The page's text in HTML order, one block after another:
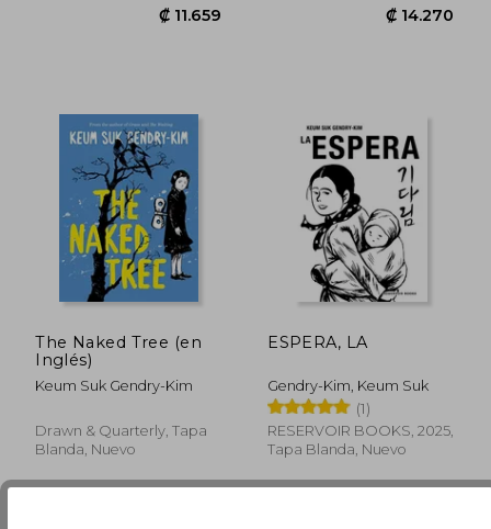
₡ 11.659 ₡
The Naked Tree (en
Inglés)
Keum Suk Gendry-Kim
Drawn & Quarterly, Tapa
Blanda, Nuevo
ESPERA, LA
Gendry-Kim, Keum Suk
(1)
RESERVOIR BOOKS, 2025,
Tapa Blanda, Nuevo